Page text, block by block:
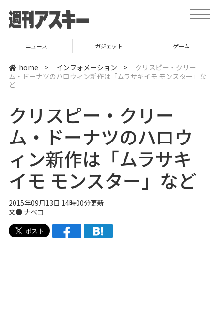
t
o
i
ニュース ガジェット ゲーム
home > インフォメーション >
クリスピー・クリー
ム・ドーナツのハロウィン新作は「ムラサキイモ モンスター」な
ど
クリスピー・クリー
ム・ドーナツのハロウ
ィン新作は「ムラサキ
イモ モンスター」など
2015年09月13日 14時00分更新
文● ナベコ